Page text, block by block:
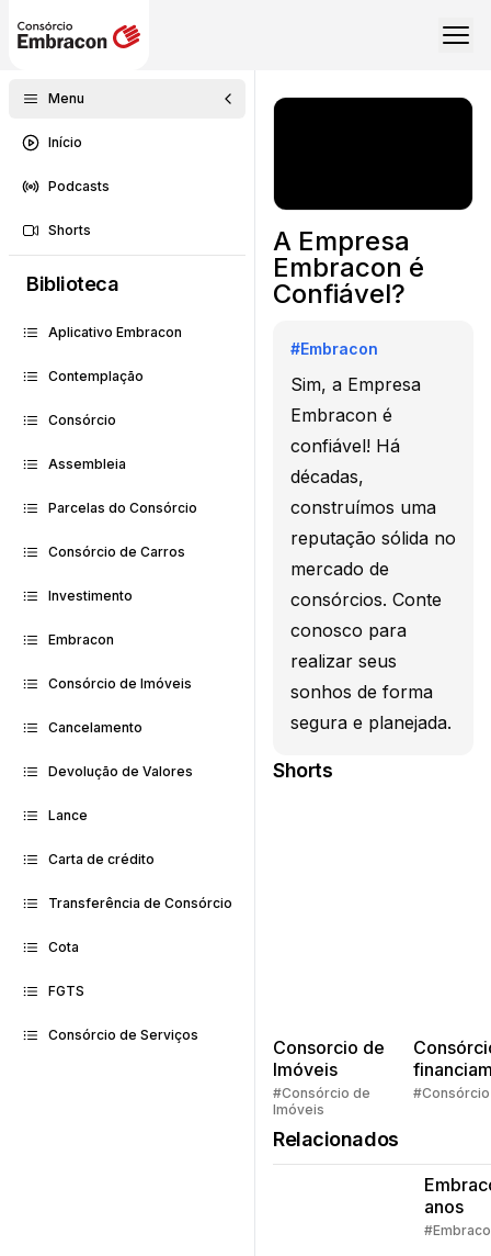
Menu
Início
Podcasts
Shorts
Biblioteca
Aplicativo Embracon
Contemplação
Consórcio
Assembleia
Parcelas do Consórcio
Consórcio de Carros
Investimento
Embracon
Consórcio de Imóveis
Cancelamento
Devolução de Valores
Lance
Carta de crédito
Transferência de Consórcio
Cota
FGTS
Consórcio de Serviços
A Empresa
Embracon é
Confiável?
#Embracon
Sim, a Empresa
Embracon é
confiável! Há
décadas,
construímos uma
reputação sólida no
mercado de
consórcios. Conte
conosco para
realizar seus
sonhos de forma
segura e planejada.
Shorts
Consorcio de
Imóveis
#Consórcio de
Imóveis
Quem
#Consórcio
Relacionados
anos